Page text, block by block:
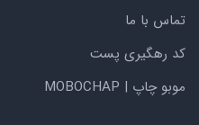
تماس با ما
کد رهگیری پست
موبو چاپ | MOBOCHAP